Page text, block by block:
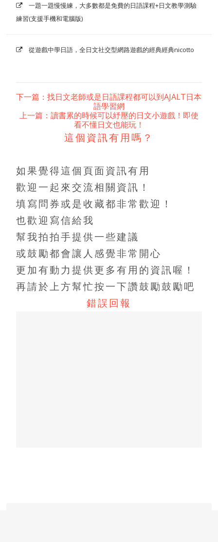
一題一題慢慢練，大多數都是免費的日語課程+日文教學測驗
練習(支援手機和電腦版)
從遊戲中學日語，全日文社交型網路遊戲的經典經典nicotto
下一篇：找日文老師或是日語課程都可以到AJALT日本
語學習網
上一篇：讀書累的時候可以紓壓的日文小遊戲！即使
看不懂日文也能玩！
這個資訊有用嗎？
如果覺得這個頁面資訊有用
歡迎一起來交流相關資訊！
填寫問券或是收藏都非常歡迎！
也歡迎寫信給我
幫我拍拍手提供一些建議
或鼓勵都會讓人感覺非常開心
更加有動力提供更多有用的資訊喔！
再請於上方幫忙按一下讚鼓勵鼓勵吧
錯誤回報